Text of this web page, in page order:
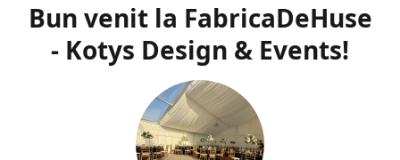
Bun venit la FabricaDeHuse
- Kotys Design & Events!